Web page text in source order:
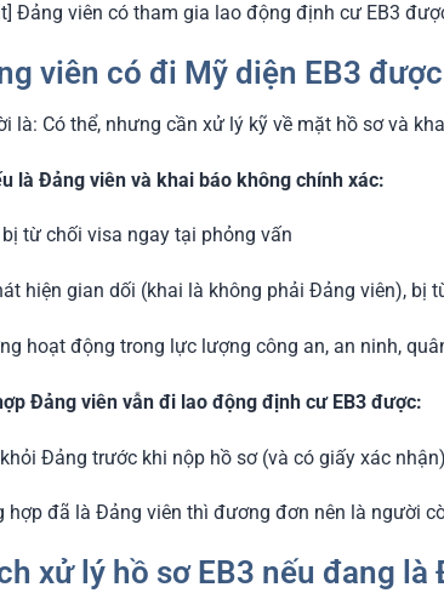
Đảng viên có tham gia lao động định cư EB3
viên có đi Mỹ diện EB3
là: Có thể, nhưng cần xử lý kỹ về mặt hồ sơ và
là Đảng viên và khai báo không chính xác:
từ chối visa ngay tại phỏng vấn
hiện gian dối (khai là không phải Đảng viên), bị
hoạt động trong lực lượng công an, an ninh,
Đảng viên vẫn đi lao động định cư EB3 được:
Đảng trước khi nộp hồ sơ (và có giấy xác
hợp đã là Đảng viên thì đương đơn nên là người
xử lý hồ sơ EB3 nếu đang là